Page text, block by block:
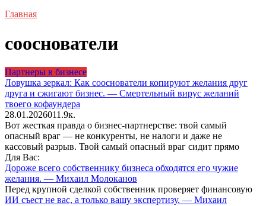
Главная
сооснователи
Партнеры в бизнесе
Ловушка зеркал: Как сооснователи копируют желания друг
друга и сжигают бизнес. — Смертельный вирус желаний
твоего кофаундера
28.01.2026011.9к.
Вот жесткая правда о бизнес-партнерстве: твой самый
опасный враг — не конкуренты, не налоги и даже не
кассовый разрыв. Твой самый опасный враг сидит прямо
Для Вас:
Дороже всего собственнику бизнеса обходятся его чужие
желания. — Михаил Молоканов
Перед крупной сделкой собственник проверяет финансовую
ИИ съест не вас, а только вашу экспертизу. — Михаил